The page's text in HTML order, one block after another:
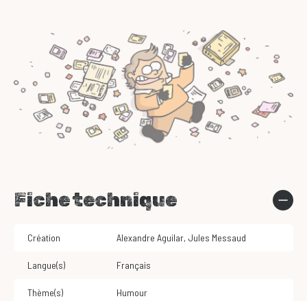
Fiche technique
Création Alexandre Aguilar, Jules Messaud
Langue(s) Français
Thème(s) Humour